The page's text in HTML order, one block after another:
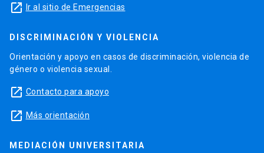
launch Ir al sitio de Emergencias
DISCRIMINACIÓN Y VIOLENCIA
Orientación y apoyo en casos de discriminación, violencia de
género o violencia sexual.
launch Contacto para apoyo
launch Más orientación
MEDIACIÓN UNIVERSITARIA